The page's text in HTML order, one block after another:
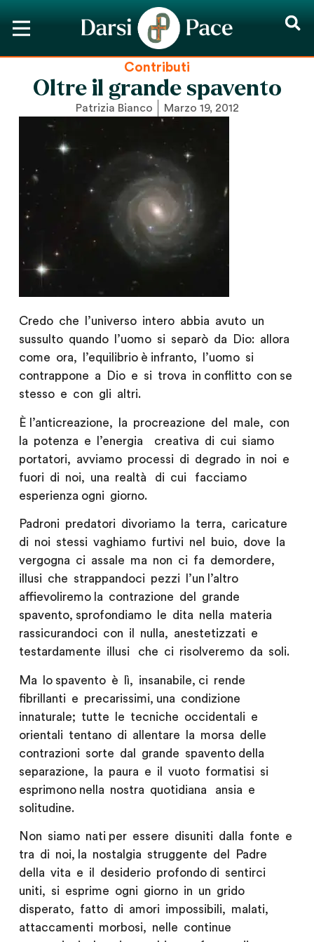
Contributi
Oltre il grande spavento
Patrizia Bianco Marzo 19, 2012
Credo che l’universo intero abbia avuto un
sussulto quando l’uomo si separò da Dio: allora
come ora, l’equilibrio è infranto, l’uomo si
contrappone a Dio e si trova in conflitto con se
stesso e con gli altri.
È l’anticreazione, la procreazione del male, con
la potenza e l’energia creativa di cui siamo
portatori, avviamo processi di degrado in noi e
fuori di noi, una realtà di cui facciamo
esperienza ogni giorno.
Padroni predatori divoriamo la terra, caricature
di noi stessi vaghiamo furtivi nel buio, dove la
vergogna ci assale ma non ci fa demordere,
illusi che strappandoci pezzi l’un l’altro
affievoliremo la contrazione del grande
spavento, sprofondiamo le dita nella materia
rassicurandoci con il nulla, anestetizzati e
testardamente illusi che ci risolveremo da soli.
Ma lo spavento è lì, insanabile, ci rende
fibrillanti e precarissimi, una condizione
innaturale; tutte le tecniche occidentali e
orientali tentano di allentare la morsa delle
contrazioni sorte dal grande spavento della
separazione, la paura e il vuoto formatisi si
esprimono nella nostra quotidiana ansia e
solitudine.
Non siamo nati per essere disuniti dalla fonte e
tra di noi, la nostalgia struggente del Padre
della vita e il desiderio profondo di sentirci
uniti, si esprime ogni giorno in un grido
disperato, fatto di amori impossibili, malati,
attaccamenti morbosi, nelle continue